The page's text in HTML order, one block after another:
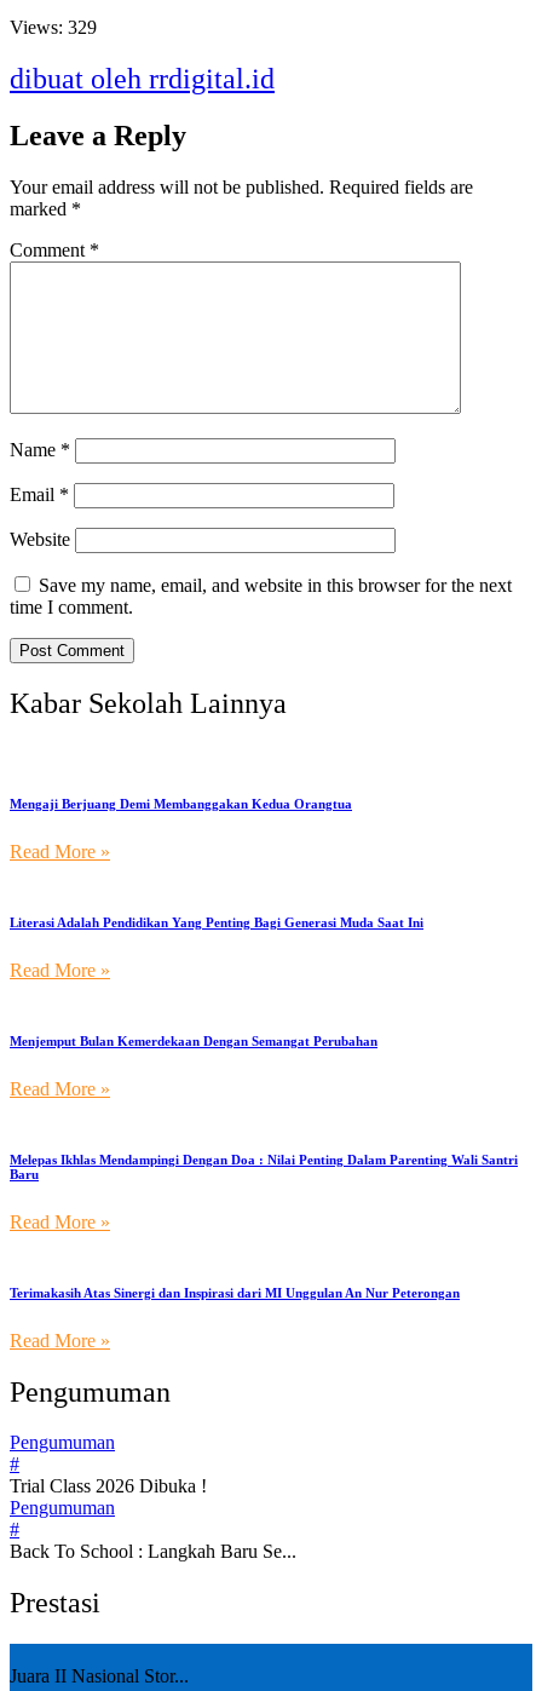
Views: 329
dibuat oleh rrdigital.id
Leave a Reply
Your email address will not be published. Required fields are
marked *
Comment *
Name *
Email *
Website
Save my name, email, and website in this browser for the next
time I comment.
Kabar Sekolah Lainnya
Mengaji Berjuang Demi Membanggakan Kedua Orangtua
Read More »
Literasi Adalah Pendidikan Yang Penting Bagi Generasi Muda Saat Ini
Read More »
Menjemput Bulan Kemerdekaan Dengan Semangat Perubahan
Read More »
Melepas Ikhlas Mendampingi Dengan Doa : Nilai Penting Dalam Parenting Wali Santri
Baru
Read More »
Terimakasih Atas Sinergi dan Inspirasi dari MI Unggulan An Nur Peterongan
Read More »
Pengumuman
Pengumuman
#
Trial Class 2026 Dibuka !
Pengumuman
#
Back To School : Langkah Baru Se...
Prestasi
Juara II Nasional Stor...